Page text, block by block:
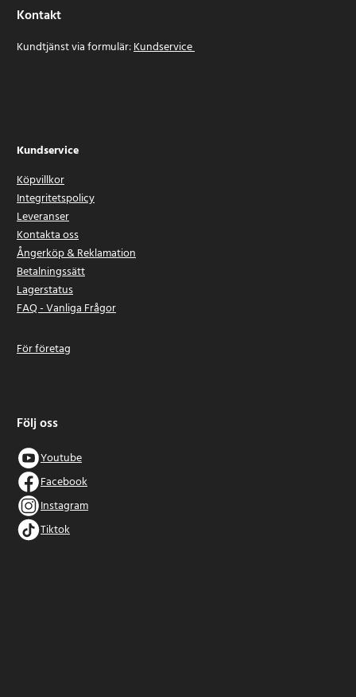
Kontakt
Kundtjänst via formulär:Kundservice
Kundservice
Köpvillkor
Integritetspolicy
Leveranser
Kontakta oss
Ångerköp & Reklamation
Betalningssätt
Lagerstatus
FAQ - Vanliga Frågor
För företag
Följ oss
Youtube
Facebook
Instagram
Tiktok